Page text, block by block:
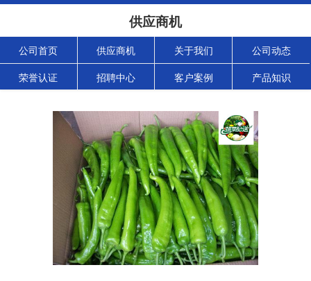
供应商机
公司首页 供应商机 关于我们 公司动态
荣誉认证 招聘中心 客户案例 产品知识